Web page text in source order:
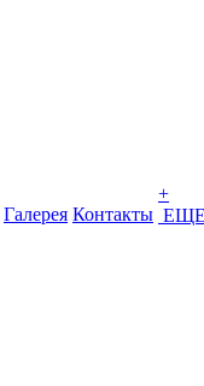
Галерея Контакты
+